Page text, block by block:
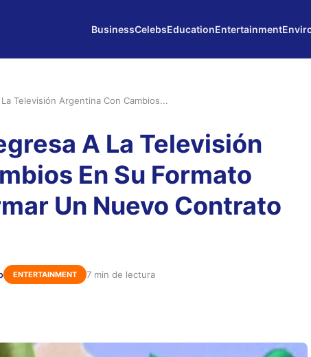
BusinessCelebsEducationEntertainment
Televisión Argentina Con Cambios...
A La Televisión
En Su Formato
Un Nuevo Contrato
ENTERTAINMENT 7 min de lectura